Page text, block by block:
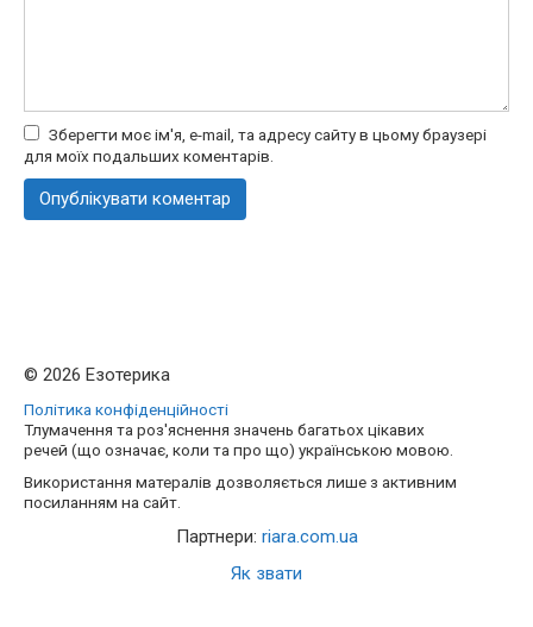
Зберегти моє ім'я, e-mail, та адресу сайту в цьому браузері
для моїх подальших коментарів.
© 2026 Езотерика
Політика конфіденційності
Тлумачення та роз'яснення значень багатьох цікавих
речей (що означає, коли та про що) українською мовою.
Використання матералів дозволяється лише з активним
посиланням на сайт.
Партнери: riara.com.ua
Як звати